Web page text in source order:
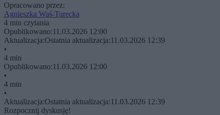
Opracowano przez:
Agnieszka Waś-Turecka
4 min czytania
Opublikowano:11.03.2026 12:00
Aktualizacja:Ostatnia aktualizacja:11.03.2026 12:39
•
4 min
Opublikowano:11.03.2026 12:00
•
4 min
•
Aktualizacja:Ostatnia aktualizacja:11.03.2026 12:39
Rozpocznij dyskusję!